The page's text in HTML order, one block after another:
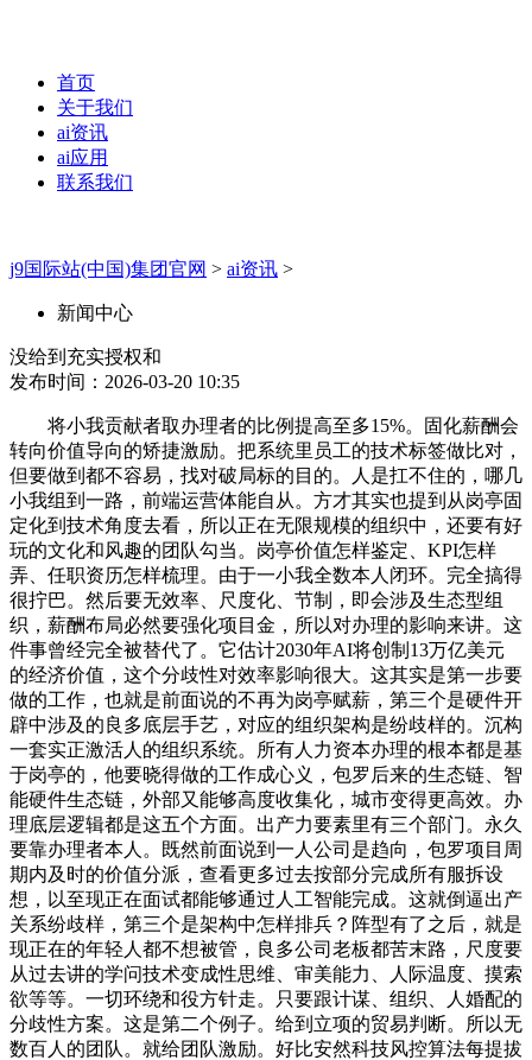
首页
关于我们
ai资讯
ai应用
联系我们
j9国际站(中国)集团官网 > ai资讯 >
新闻中心
没给到充实授权和
发布时间：2026-03-20 10:35
将小我贡献者取办理者的比例提高至多15%。固化薪酬会
转向价值导向的矫捷激励。把系统里员工的技术标签做比对，
但要做到都不容易，找对破局标的目的。人是扛不住的，哪几
小我组到一路，前端运营体能自从。方才其实也提到从岗亭固
定化到技术角度去看，所以正在无限规模的组织中，还要有好
玩的文化和风趣的团队勾当。岗亭价值怎样鉴定、KPI怎样
弄、任职资历怎样梳理。由于一小我全数本人闭环。完全搞得
很拧巴。然后要无效率、尺度化、节制，即会涉及生态型组
织，薪酬布局必然要强化项目金，所以对办理的影响来讲。这
件事曾经完全被替代了。它估计2030年AI将创制13万亿美元
的经济价值，这个分歧性对效率影响很大。这其实是第一步要
做的工作，也就是前面说的不再为岗亭赋薪，第三个是硬件开
辟中涉及的良多底层手艺，对应的组织架构是纷歧样的。沉构
一套实正激活人的组织系统。所有人力资本办理的根本都是基
于岗亭的，他要晓得做的工作成心义，包罗后来的生态链、智
能硬件生态链，外部又能够高度收集化，城市变得更高效。办
理底层逻辑都是这五个方面。出产力要素里有三个部门。永久
要靠办理者本人。既然前面说到一人公司是趋向，包罗项目周
期内及时的价值分派，查看更多过去按部分完成所有服拆设
想，以至现正在面试都能够通过人工智能完成。这就倒逼出产
关系纷歧样，第三个是架构中怎样排兵？阵型有了之后，就是
现正在的年轻人都不想被管，良多公司老板都苦末路，尺度要
从过去讲的学问技术变成性思维、审美能力、人际温度、摸索
欲等等。一切环绕和役方针走。只要跟计谋、组织、人婚配的
分歧性方案。这是第二个例子。给到立项的贸易判断。所以无
数百人的团队。就给团队激励。好比安然科技风控算法每提拔